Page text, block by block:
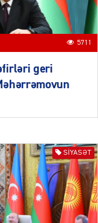
5711
geri
SIYASƏT